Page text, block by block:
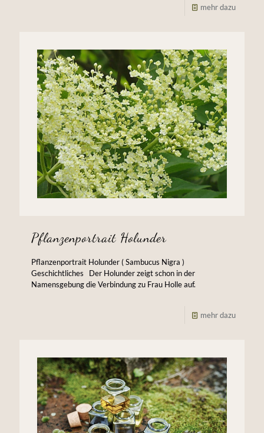
mehr dazu
Pflanzenportrait Holunder
Pflanzenportrait Holunder ( Sambucus Nigra )
Geschichtliches Der Holunder zeigt schon in der
Namensgebung die Verbindung zu Frau Holle auf.
mehr dazu